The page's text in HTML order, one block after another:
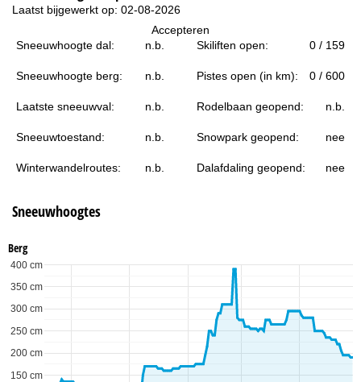
Accepteren
i
n
a
Laatst bijgewerkt op: 02-08-2026
Sneeuwhoogte dal: n.b. Skiliften open: 0 / 159
Sneeuwhoogte berg: n.b. Pistes open (in km): 0 / 600
Laatste sneeuwval: n.b. Rodelbaan geopend: n.b.
Sneeuwtoestand: n.b. Snowpark geopend: nee
Winterwandelroutes: n.b. Dalafdaling geopend: nee
Sneeuwhoogtes
Berg
150 cm
200 cm
250 cm
300 cm
350 cm
400 cm